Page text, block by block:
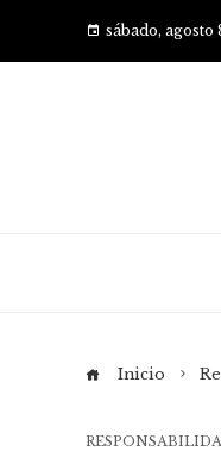
sábado, agosto
Inicio